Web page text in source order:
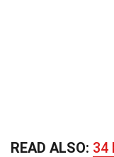
READ ALSO: 34